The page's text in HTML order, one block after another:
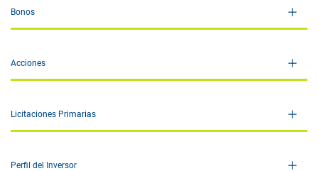
Bonos
Acciones
Licitaciones Primarias
Perfil del Inversor